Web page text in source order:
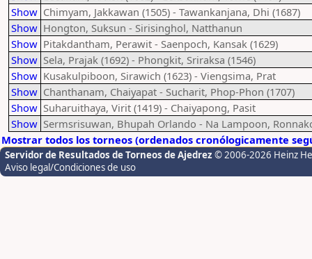
Show Chimyam, Jakkawan (1505) - Tawankanjana, Dhi (1687)
Show Hongton, Suksun - Sirisinghol, Natthanun
Show Pitakdantham, Perawit - Saenpoch, Kansak (1629)
Show Sela, Prajak (1692) - Phongkit, Sriraksa (1546)
Show Kusakulpiboon, Sirawich (1623) - Viengsima, Prat
Show Chanthanam, Chaiyapat - Sucharit, Phop-Phon (1707)
Show Suharuithaya, Virit (1419) - Chaiyapong, Pasit
Show Sermsrisuwan, Bhupah Orlando - Na Lampoon,
Mostrar todos los torneos (ordenados cronólogicamente
Servidor de Resultados de Torneos de Ajedrez © 2006-2026 Heinz
Aviso legal/Condiciones de uso